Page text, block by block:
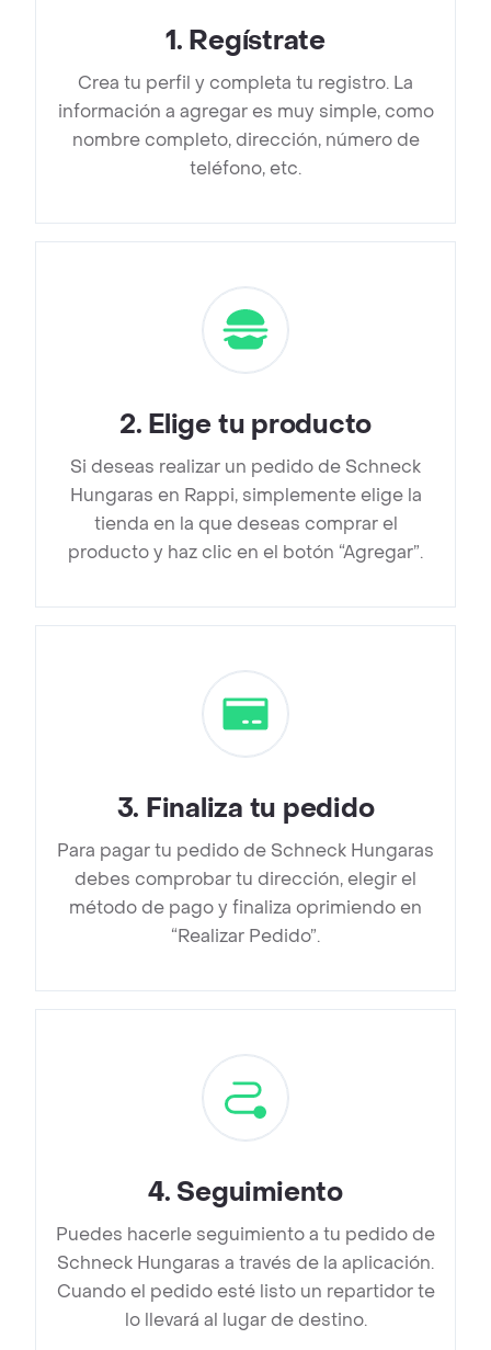
1. Regístrate
Crea tu perfil y completa tu registro. La
información a agregar es muy simple, como
nombre completo, dirección, número de
teléfono, etc.
2. Elige tu producto
Si deseas realizar un pedido de Schneck
Hungaras en Rappi, simplemente elige la
tienda en la que deseas comprar el
producto y haz clic en el botón “Agregar”.
3. Finaliza tu pedido
Para pagar tu pedido de Schneck Hungaras
debes comprobar tu dirección, elegir el
método de pago y finaliza oprimiendo en
“Realizar Pedido”.
4. Seguimiento
Puedes hacerle seguimiento a tu pedido de
Schneck Hungaras a través de la aplicación.
Cuando el pedido esté listo un repartidor te
lo llevará al lugar de destino.